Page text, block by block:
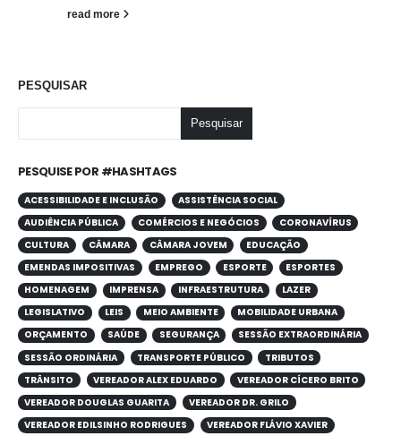
read more
PESQUISAR
Pesquisar
PESQUISE POR #HASHTAGS
ACESSIBILIDADE E INCLUSÃO
ASSISTÊNCIA SOCIAL
AUDIÊNCIA PÚBLICA
COMÉRCIOS E NEGÓCIOS
CORONAVÍRUS
CULTURA
CÂMARA CÂMARA JOVEM
EDUCAÇÃO
EMENDAS IMPOSITIVAS
EMPREGO ESPORTE
ESPORTES
HOMENAGEM
IMPRENSA INFRAESTRUTURA
LAZER
LEGISLATIVO
LEIS MEIO AMBIENTE
MOBILIDADE URBANA
ORÇAMENTO
SAÚDE SEGURANÇA
SESSÃO EXTRAORDINÁRIA
SESSÃO ORDINÁRIA
TRANSPORTE PÚBLICO
TRIBUTOS
TRÂNSITO
VEREADOR ALEX EDUARDO
VEREADOR CÍCERO BRITO
VEREADOR DOUGLAS GUARITA
VEREADOR DR. GRILO
VEREADOR EDILSINHO RODRIGUES
VEREADOR FLÁVIO XAVIER